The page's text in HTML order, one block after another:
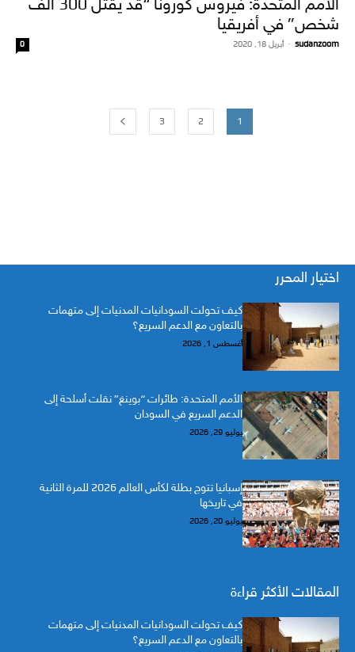
شخص” في أفريقيا
sudanzoom
- أبريل 18, 2020 0
1
2
3
اختيار المحرر
كيف تحولت السودانيات المدنيات إلى متهمات
بالتعاون مع الدعم السريع؟
أغسطس 1, 2026
الأمم المتحدة: طائرات “بوينغ” نقلت أسلحة إلى
الدعم السريع في السودان
يوليو 29, 2026
إسبانيا تتوج بطلة لكأس العالم 2026 للمرة الثانية
في تاريخها
يوليو 20, 2026
المقالات الأكثر قراءة
كيف تحولت السودانيات المدنيات إلى متهمات
بالتعاون مع الدعم السريع؟